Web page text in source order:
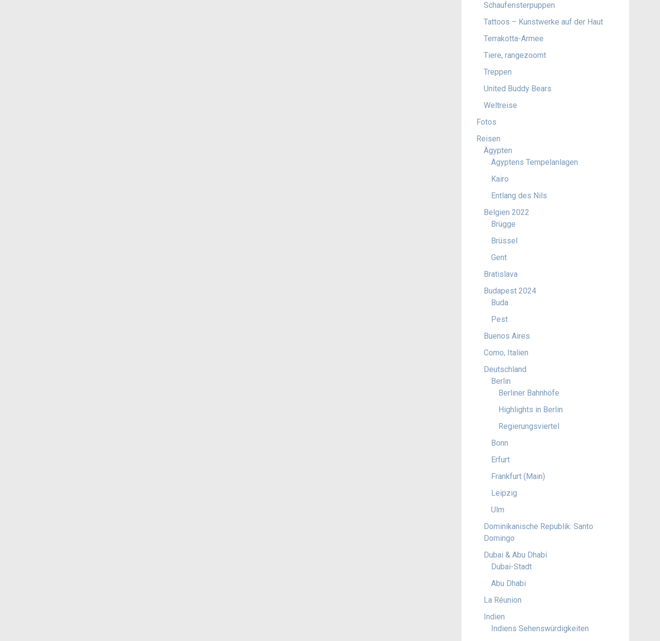
Schaufensterpuppen
Tattoos – Kunstwerke auf der Haut
Terrakotta-Armee
Tiere, rangezoomt
Treppen
United Buddy Bears
Weltreise
Fotos
Reisen
Ägypten
Ägyptens Tempelanlagen
Kairo
Entlang des Nils
Belgien 2022
Brügge
Brüssel
Gent
Bratislava
Budapest 2024
Buda
Pest
Buenos Aires
Como, Italien
Deutschland
Berlin
Berliner Bahnhöfe
Highlights in Berlin
Regierungsviertel
Bonn
Erfurt
Frankfurt (Main)
Leipzig
Ulm
Dominikanische Republik: Santo
Domingo
Dubai & Abu Dhabi
Dubai-Stadt
Abu Dhabi
La Réunion
Indien
Indiens Sehenswürdigkeiten